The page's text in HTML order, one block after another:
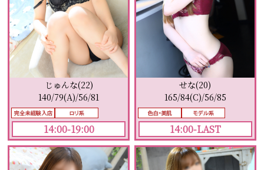
じゅんな(22)
140/79(A)/56/81
14:00-19:00
せな(20)
165/84(C)/56/85
14:00-LAST